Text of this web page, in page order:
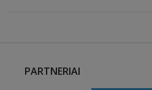
PARTNERIAI